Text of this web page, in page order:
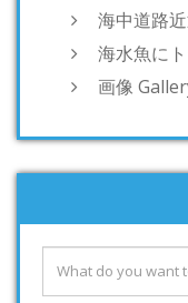
海中道路
海水魚に
画像